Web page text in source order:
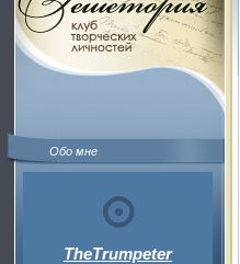
Обо мне
TheTrumpeter